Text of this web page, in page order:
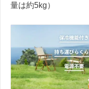
量は約5kg）